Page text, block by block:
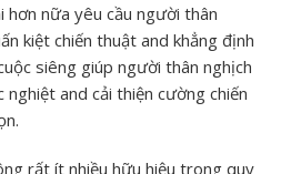
hơn nữa yêu cầu người thân
kiệt chiến thuật and khẳng định
siêng giúp người thân nghịch
nghiệt and cải thiện cường chiến
rất ít nhiều hữu hiệu trong quy